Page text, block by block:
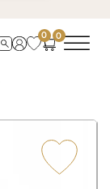
0 0